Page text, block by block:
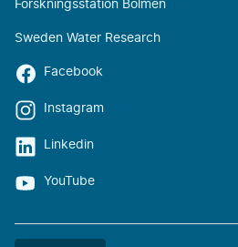
Forskningsstation Bolmen
Sweden Water Research
Facebook
Instagram
Linkedin
YouTube